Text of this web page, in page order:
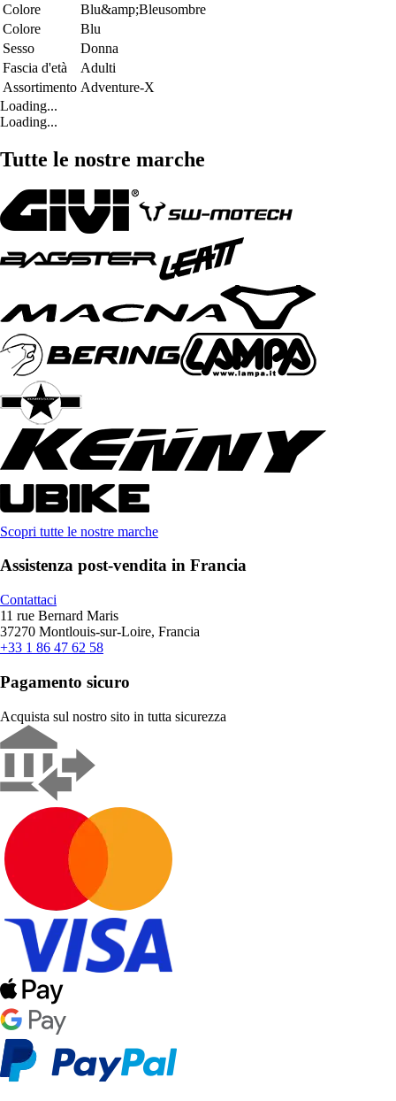
Colore
Blu&amp;Bleusombre
Colore
Blu
Sesso
Donna
Fascia d'età
Adulti
Assortimento Adventure-X
Loading...
Loading...
Tutte le nostre marche
Scopri tutte le nostre marche
Assistenza post-vendita in Francia
Contattaci
11 rue Bernard Maris
37270 Montlouis-sur-Loire, Francia
+33 1 86 47 62 58
Pagamento sicuro
Acquista sul nostro sito in tutta sicurezza